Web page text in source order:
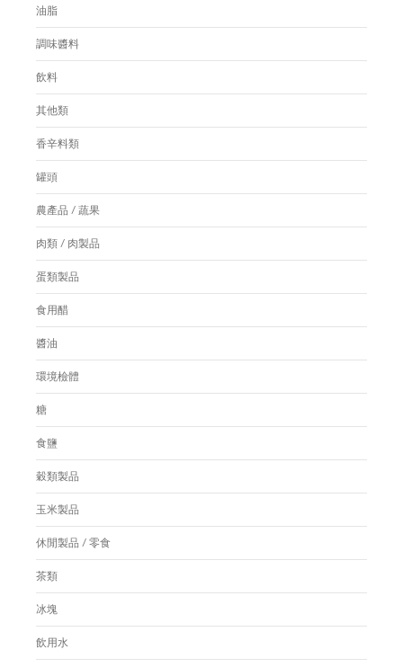
油脂
調味醬料
飲料
其他類
香辛料類
罐頭
農產品 / 蔬果
肉類 / 肉製品
蛋類製品
食用醋
醬油
環境檢體
糖
食鹽
穀類製品
玉米製品
休閒製品 / 零食
茶類
冰塊
飲用水